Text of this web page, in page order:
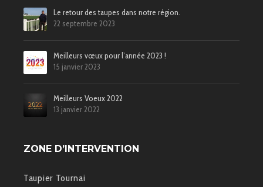
Le retour des taupes dans notre région.
22 septembre 2023
Meilleurs vœux pour l’année 2023 !
15 janvier 2023
Meilleurs Voeux 2022
13 janvier 2022
ZONE D’INTERVENTION
Taupier Tournai